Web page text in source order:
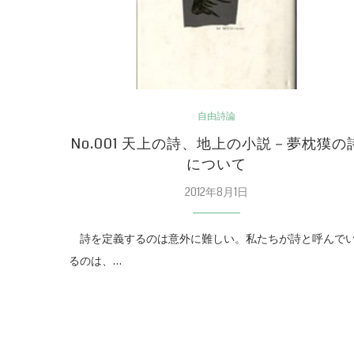
自由詩論
No.001 天上の詩、地上の小説－夢枕獏の
について
2012年8月1日
詩を定義するのは意外に難しい。私たちが詩と呼んで
るのは、…